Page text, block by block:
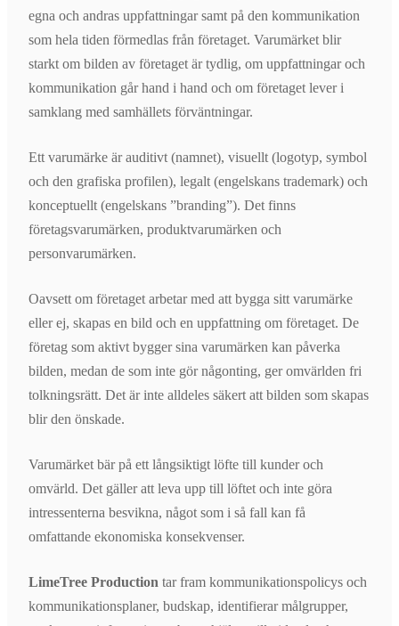
egna och andras uppfattningar samt på den kommunikation
som hela tiden förmedlas från företaget. Varumärket blir
starkt om bilden av företaget är tydlig, om uppfattningar och
kommunikation går hand i hand och om företaget lever i
samklang med samhällets förväntningar.
Ett varumärke är auditivt (namnet), visuellt (logotyp, symbol
och den grafiska profilen), legalt (engelskans trademark) och
konceptuellt (engelskans ”branding”). Det finns
företagsvarumärken, produktvarumärken och
personvarumärken.
Oavsett om företaget arbetar med att bygga sitt varumärke
eller ej, skapas en bild och en uppfattning om företaget. De
företag som aktivt bygger sina varumärken kan påverka
bilden, medan de som inte gör någonting, ger omvärlden fri
tolkningsrätt. Det är inte alldeles säkert att bilden som skapas
blir den önskade.
Varumärket bär på ett långsiktigt löfte till kunder och
omvärld. Det gäller att leva upp till löftet och inte göra
intressenterna besvikna, något som i så fall kan få
omfattande ekonomiska konsekvenser.
LimeTree Production tar fram kommunikationspolicys och
kommunikationsplaner, budskap, identifierar målgrupper,